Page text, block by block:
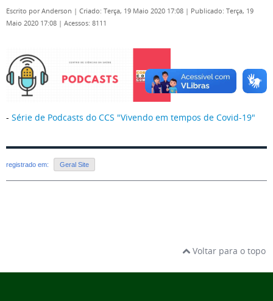
Escrito porAnderson | Criado: Terça, 19 Maio 2020 17:08 | Publicado: Terça, 19
Maio 2020 17:08 | Acessos: 8111
- Série de Podcasts do CCS "Vivendo em tempos de Covid-19"
registrado em: Geral Site
Voltar para o topo